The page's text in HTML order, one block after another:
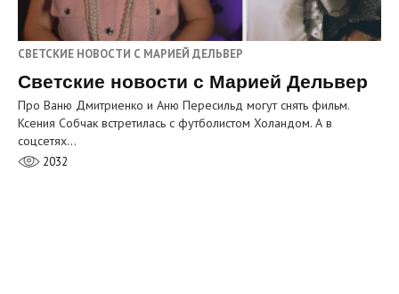
СВЕТСКИЕ НОВОСТИ С МАРИЕЙ ДЕЛЬВЕР
Светские новости с Марией Дельвер
Про Ваню Дмитриенко и Аню Пересильд могут снять фильм.
Ксения Собчак встретилась с футболистом Холандом. А в
соцсетях…
2032